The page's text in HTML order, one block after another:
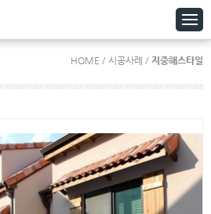
HOME / 시공사례 / 지중해스타일